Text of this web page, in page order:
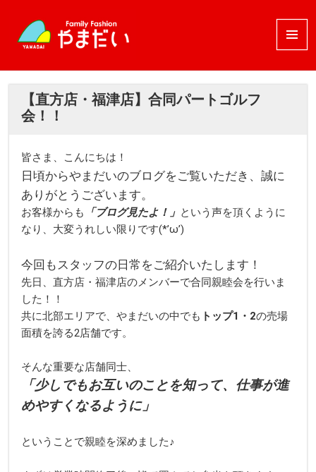
メニュ
ーとウ
【直方店・福津店】合同パートゴルフ
会！！
皆さま、こんにちは！
日頃からやまだいのブログをご覧いただき、誠に
ありがとうございます。
お客様からも 「ブログ見たよ！」 という声を頂くように
なり、大変うれしい限りです(*’ω’)
今回もスタッフの日常をご紹介いたします！
先日、直方店・福津店のメンバーで合同親睦会を行いま
した！！
共に北部エリアで、やまだいの中でも トップ1・2の売場
面積を誇る2店舗です。
そんな重要な店舗同士、
「少しでもお互いのことを知って、仕事が進
めやすくなるように」
ということで親睦を深めました♪